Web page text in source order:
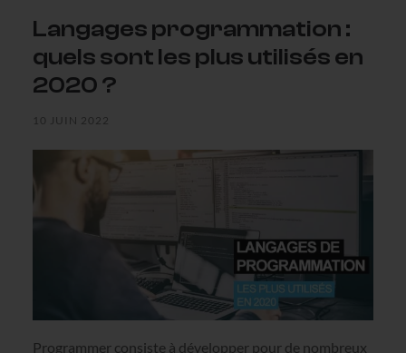
Langages programmation :
quels sont les plus utilisés en
2020 ?
10 JUIN 2022
Programmer consiste à développer pour de nombreux